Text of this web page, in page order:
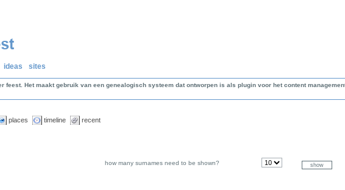
ideas sites
Het maakt gebruik van een genealogisch systeem dat ontworpen is als plugin voor het content
places timeline recent
how many surnames need to be shown?